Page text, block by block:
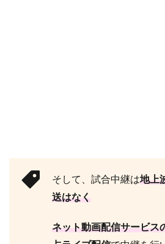
そして、試合中継は地上
送はなく
ネット動画配信サービス